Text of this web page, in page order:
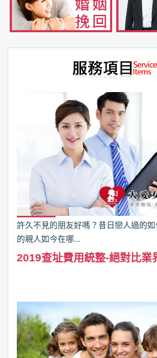
許久不見的朋友好嗎？昔日戀人過的
的親人如今在哪...
2019查址費用統整-絕對比業